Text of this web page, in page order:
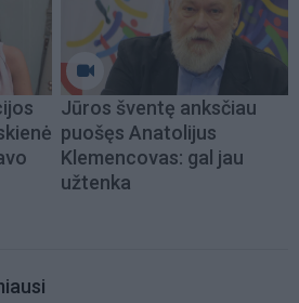
Jūros šventę anksčiau
puošęs Anatolijus
Klemencovas: gal jau
užtenka